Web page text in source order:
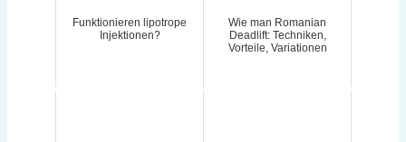
Funktionieren lipotrope
Injektionen?
Wie man Romanian
Deadlift: Techniken,
Vorteile, Variationen